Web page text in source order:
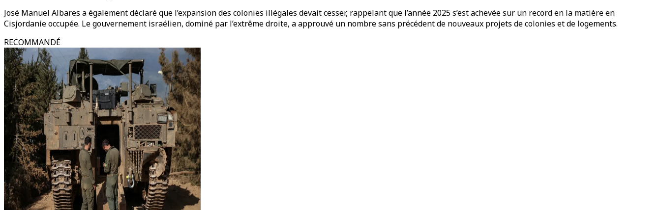
José Manuel Albares a également déclaré que l’expansion des colonies illégales devait cesser, rappelant que l’année 2025 s’est achevée sur un record en la matière en
Cisjordanie occupée. Le gouvernement israélien, dominé par l’extrême droite, a approuvé un nombre sans précédent de nouveaux projets de colonies et de logements.
RECOMMANDÉ